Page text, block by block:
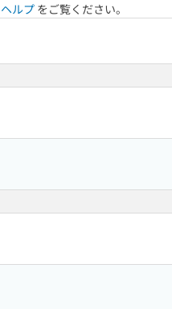
ヘルプ をご覧ください。